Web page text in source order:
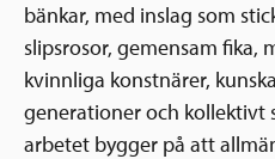
bänkar, med inslag som
slipsrosor, gemensam fika,
kvinnliga konstnärer,
generationer och kollektivt
arbetet bygger på att